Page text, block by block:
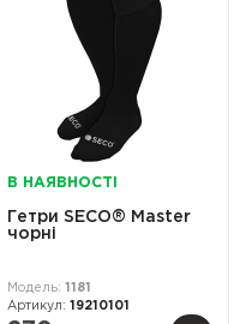
В НАЯВНОСТІ
Гетри SECO® Master
чорні
1181
19210101